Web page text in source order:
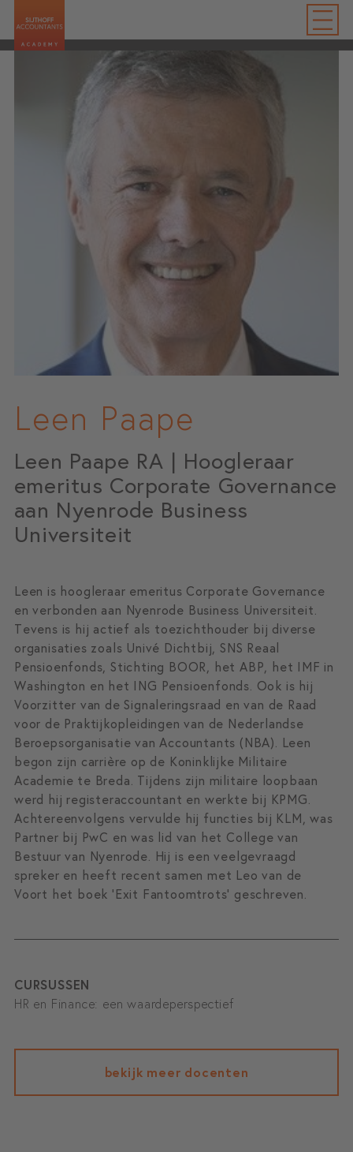
CURSUSSEN
HR en Finance: een waardeperspectief
bekijk meer docenten
Leen Paape
Leen Paape RA | Hoogleraar
emeritus Corporate Governance
aan Nyenrode Business
Universiteit
Leen is hoogleraar emeritus Corporate Governance
en verbonden aan Nyenrode Business Universiteit.
Tevens is hij actief als toezichthouder bij diverse
organisaties zoals Univé Dichtbij, SNS Reaal
Pensioenfonds, Stichting BOOR, het ABP, het IMF in
Washington en het ING Pensioenfonds. Ook is hij
Voorzitter van de Signaleringsraad en van de Raad
voor de Praktijkopleidingen van de Nederlandse
Beroepsorganisatie van Accountants (NBA). Leen
begon zijn carrière op de Koninklijke Militaire
Academie te Breda. Tijdens zijn militaire loopbaan
werd hij registeraccountant en werkte bij KPMG.
Achtereenvolgens vervulde hij functies bij KLM, was
Partner bij PwC en was lid van het College van
Bestuur van Nyenrode. Hij is een veelgevraagd
spreker en heeft recent samen met Leo van de
Voort het boek ‘Exit Fantoomtrots’ geschreven.